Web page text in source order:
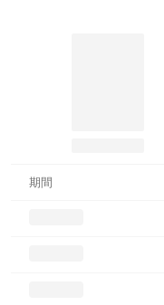
期間